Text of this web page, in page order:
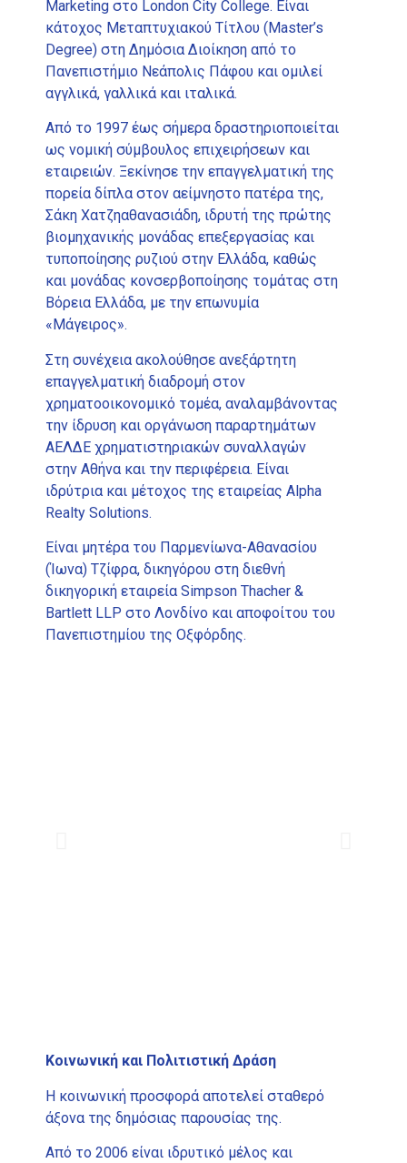
Marketing στο London City College. Είναι
κάτοχος Μεταπτυχιακού Τίτλου (Master’s
Degree) στη Δημόσια Διοίκηση από το
Πανεπιστήμιο Νεάπολις Πάφου και ομιλεί
αγγλικά, γαλλικά και ιταλικά.
Από το 1997 έως σήμερα δραστηριοποιείται
ως νομική σύμβουλος επιχειρήσεων και
εταιρειών. Ξεκίνησε την επαγγελματική της
πορεία δίπλα στον αείμνηστο πατέρα της,
Σάκη Χατζηαθανασιάδη, ιδρυτή της πρώτης
βιομηχανικής μονάδας επεξεργασίας και
τυποποίησης ρυζιού στην Ελλάδα, καθώς
και μονάδας κονσερβοποίησης τομάτας στη
Βόρεια Ελλάδα, με την επωνυμία
«Μάγειρος».
Στη συνέχεια ακολούθησε ανεξάρτητη
επαγγελματική διαδρομή στον
χρηματοοικονομικό τομέα, αναλαμβάνοντας
την ίδρυση και οργάνωση παραρτημάτων
ΑΕΛΔΕ χρηματιστηριακών συναλλαγών
στην Αθήνα και την περιφέρεια. Είναι
ιδρύτρια και μέτοχος της εταιρείας Alpha
Realty Solutions.
Είναι μητέρα του Παρμενίωνα-Αθανασίου
(Ίωνα) Τζίφρα, δικηγόρου στη διεθνή
δικηγορική εταιρεία Simpson Thacher &
Bartlett LLP στο Λονδίνο και αποφοίτου του
Πανεπιστημίου της Οξφόρδης.
Κοινωνική και Πολιτιστική Δράση
Η κοινωνική προσφορά αποτελεί σταθερό
άξονα της δημόσιας παρουσίας της.
Από το 2006 είναι ιδρυτικό μέλος και